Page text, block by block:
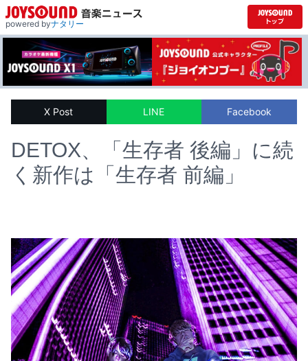
powered byナタリー
X Post LINE Facebook
DETOX、「生存者 後編」に続
く新作は「生存者 前編」